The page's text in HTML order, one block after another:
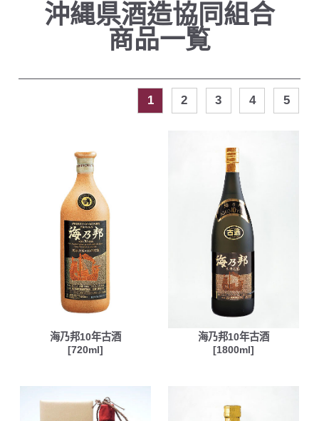
沖縄県酒造協同組合
商品一覧
1 2 3 4 5
海乃邦10年古酒
[720ml]
海乃邦10年古酒
[1800ml]